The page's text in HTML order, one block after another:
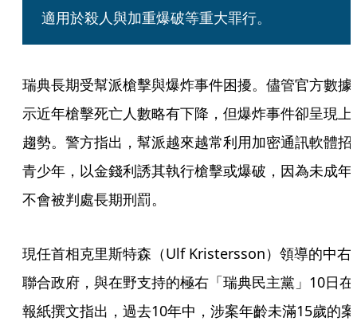
適用於殺人與加重爆破等重大罪行。
瑞典長期受幫派槍擊與爆炸事件困擾。儘管官方數據
示近年槍擊死亡人數略有下降，但爆炸事件卻呈現上
趨勢。警方指出，幫派越來越常利用加密通訊軟體招
青少年，以金錢利誘其執行槍擊或爆破，因為未成年
不會被判處長期刑罰。
現任首相克里斯特森（Ulf Kristersson）領導的中右
聯合政府，與在野支持的極右「瑞典民主黨」10日在
報紙撰文指出，過去10年中，涉案年齡未滿15歲的案